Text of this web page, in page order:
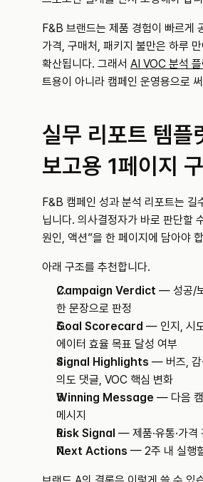
F&B 브랜드는 제품 경험이 빠르게
가격, 구매처, 패키지 불만은 하루
확산됩니다. 그래서 AI VOC 분석
트용이 아니라 캠페인 운영용으로
실무 리포트 템플
보고용 1페이지
F&B 캠페인 성과 분석 리포트는 길
닙니다. 의사결정자가 바로 판단할
원인, 액션”을 한 페이지에 담아야
아래 구조를 추천합니다.
Campaign Verdict — 성공/
한 문장으로 판정
Goal Scorecard — 인지, 시
에이터 효율 목표 달성 여부
Signal Highlights — 버즈, 감
의도 댓글, VOC 핵심 변화
Winning Message — 다음 캠
메시지
Risk Signal — 제품·유통·가격
Next Actions — 2주 내 실행